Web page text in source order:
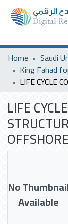
Home
LIFE
No
Available